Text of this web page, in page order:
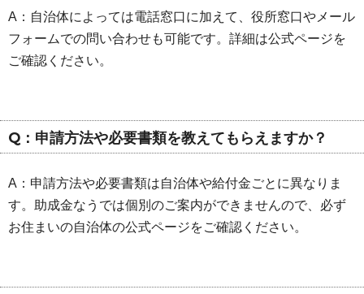
A：自治体によっては電話窓口に加えて、役所窓口やメール
フォームでの問い合わせも可能です。詳細は公式ページを
ご確認ください。
Q：申請方法や必要書類を教えてもらえますか？
A：申請方法や必要書類は自治体や給付金ごとに異なりま
す。助成金なうでは個別のご案内ができませんので、必ず
お住まいの自治体の公式ページをご確認ください。